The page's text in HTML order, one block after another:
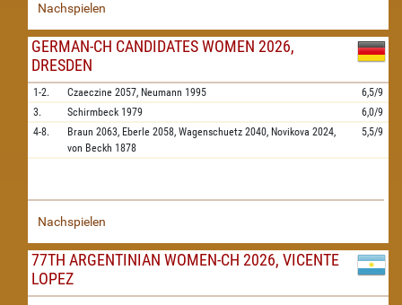
Nachspielen
GERMAN-CH CANDIDATES WOMEN 2026,
DRESDEN
1-2. Czaeczine 2057, Neumann 1995
6,5/9
3.
Schirmbeck 1979
6,0/9
4-8.
Braun 2063, Eberle 2058, Wagenschuetz 2040, Novikova 2024,
von Beckh 1878
5,5/9
Nachspielen
77TH ARGENTINIAN WOMEN-CH 2026, VICENTE
LOPEZ